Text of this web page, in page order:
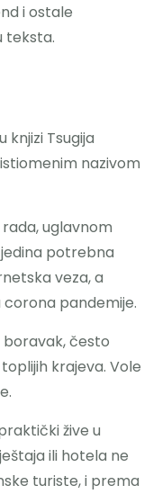
i ostale
teksta.
knjizi Tsugija
nazivom
uglavnom
potrebna
veza, a
pandemije.
boravak, često
krajeva. Vole
žive u
ili hotela ne
turiste, i prema